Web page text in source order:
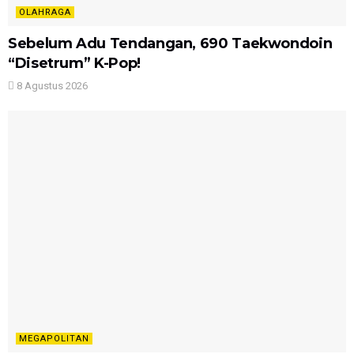
OLAHRAGA
Sebelum Adu Tendangan, 690 Taekwondoin
“Disetrum” K-Pop!
8 Agustus 2026
MEGAPOLITAN